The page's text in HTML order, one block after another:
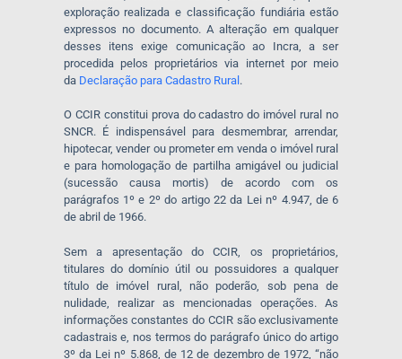
exploração realizada e classificação fundiária estão
expressos no documento. A alteração em qualquer
desses itens exige comunicação ao Incra, a ser
procedida pelos proprietários via internet por meio
da Declaração para Cadastro Rural.
O CCIR constitui prova do cadastro do imóvel rural no
SNCR. É indispensável para desmembrar, arrendar,
hipotecar, vender ou prometer em venda o imóvel rural
e para homologação de partilha amigável ou judicial
(sucessão causa mortis) de acordo com os
parágrafos 1º e 2º do artigo 22 da Lei nº 4.947, de 6
de abril de 1966.
Sem a apresentação do CCIR, os proprietários,
titulares do domínio útil ou possuidores a qualquer
título de imóvel rural, não poderão, sob pena de
nulidade, realizar as mencionadas operações. As
informações constantes do CCIR são exclusivamente
cadastrais e, nos termos do parágrafo único do artigo
3º da Lei nº 5.868, de 12 de dezembro de 1972, “não